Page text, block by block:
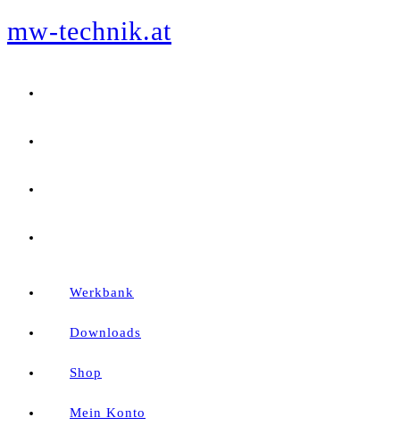
Zum
springen
mw-technik.at
Werkbank
Downloads
Shop
Mein Konto